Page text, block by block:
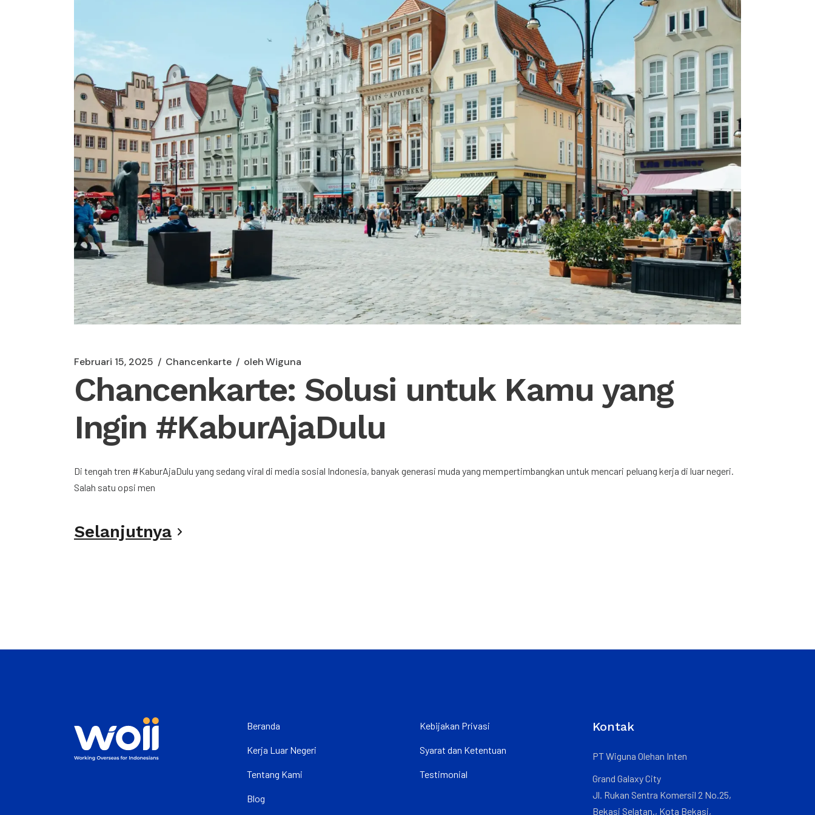
Februari 15, 2025 Chancenkarte olehWiguna
Chancenkarte: Solusi untuk Kamu yang
Ingin #KaburAjaDulu
Di tengah tren #KaburAjaDulu yang sedang viral di media sosial Indonesia, banyak generasi muda yang mempertimbangkan untuk mencari peluang kerja di luar negeri.
Salah satu opsi men
Selanjutnya
Beranda
Kerja Luar Negeri
Tentang Kami
Blog
Kebijakan Privasi
Syarat dan Ketentuan
Testimonial
Kontak
PT Wiguna Olehan Inten
Grand Galaxy City
Jl. Rukan Sentra Komersil 2 No.25,
Bekasi Selatan., Kota Bekasi,